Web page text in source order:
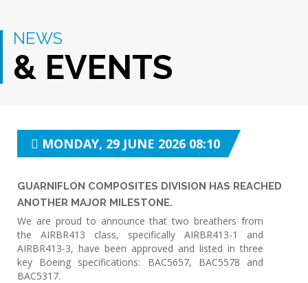
NEWS
& EVENTS
MONDAY, 29 JUNE 2026 08:10
GUARNIFLON COMPOSITES DIVISION HAS REACHED
ANOTHER MAJOR MILESTONE.
We are proud to announce that two breathers from
the AIRBR413 class, specifically AIRBR413-1 and
AIRBR413-3, have been approved and listed in three
key Boeing specifications: BAC5657, BAC5578 and
BAC5317.